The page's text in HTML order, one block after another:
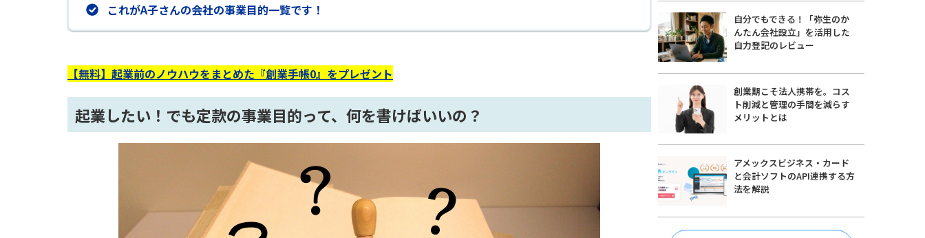
これがA子さんの会社の事業目的一覧です！
【無料】起業前のノウハウをまとめた『創業手帳0』をプレゼント
起業したい！でも定款の事業目的って、何を書けばいいの？
自分でもできる！「弥生のか
んたん会社設立」を活用した
自力登記のレビュー
創業期こそ法人携帯を。コス
ト削減と管理の手間を減らす
メリットとは
アメックスビジネス・カード
と会計ソフトのAPI連携する方
法を解説